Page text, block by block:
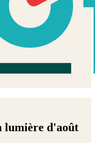
lumière d'août